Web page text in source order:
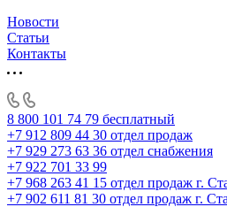
Новости
Статьи
Контакты
8 800 101 74 79 бесплатный
+7 912 809 44 30 отдел продаж
+7 929 273 63 36 отдел снабжения
+7 922 701 33 99
+7 968 263 41 15 отдел продаж г.
+7 902 611 81 30 отдел продаж г.